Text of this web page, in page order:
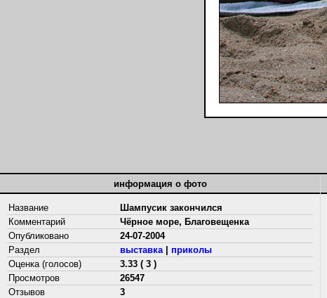
информация о фото
Название
Шампусик закончился
Комментарий
Чёрное море, Благовещенка
Опубликовано
24-07-2004
Раздел
выставка| приколы
Оценка (голосов)
3.33 ( 3 )
Просмотров
26547
Отзывов
3